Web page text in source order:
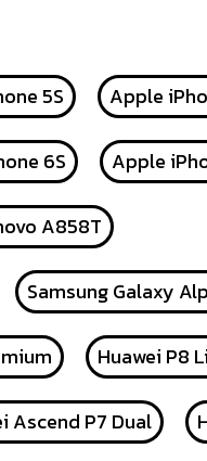
5S Apple
6S Apple
A858T
Samsung Galaxy
Huawei P8
Ascend P7 Dual